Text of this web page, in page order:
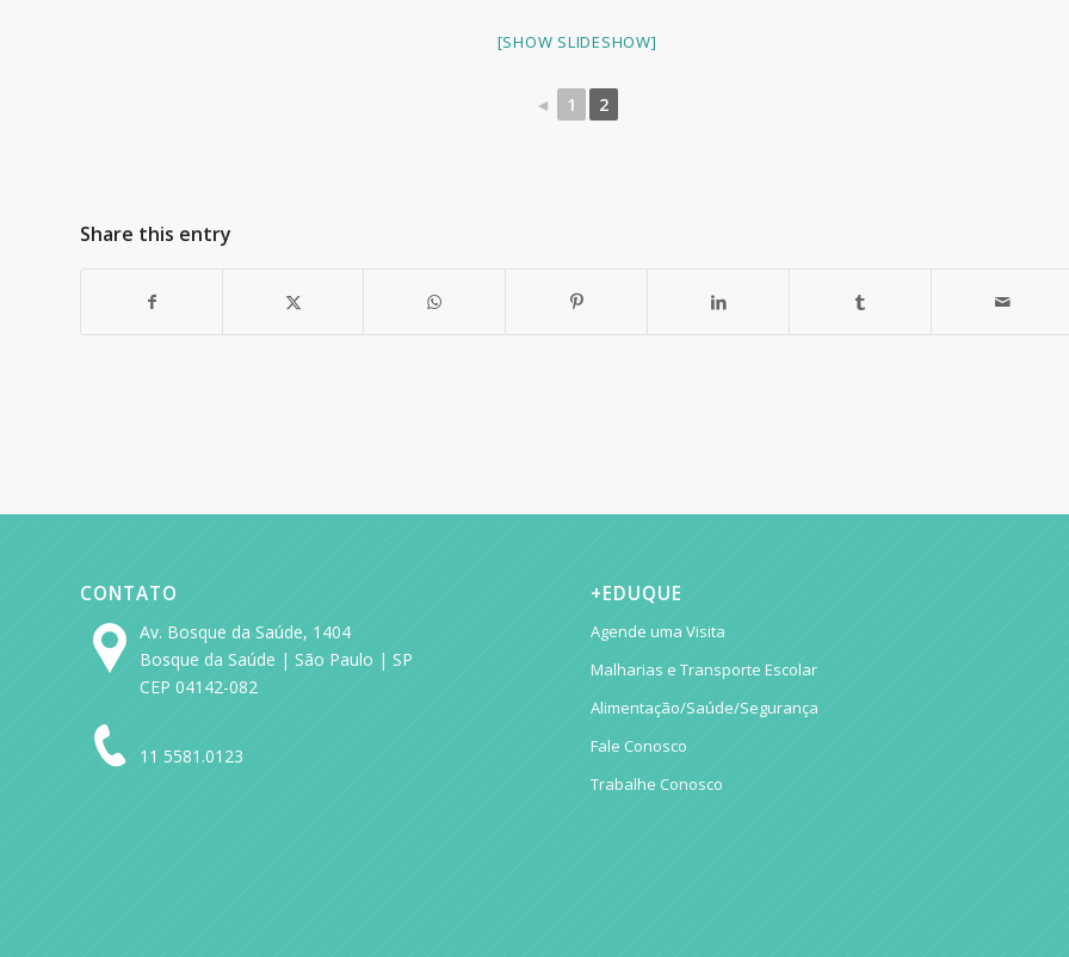
[SHOW SLIDESHOW]
◄ 1 2
Share this entry
CONTATO
Av. Bosque da Saúde, 1404
Bosque da Saúde | São Paulo | SP
CEP 04142-082
11 5581.0123
+EDUQUE
Agende uma Visita
Malharias e Transporte Escolar
Alimentação/Saúde/Segurança
Fale Conosco
Trabalhe Conosco